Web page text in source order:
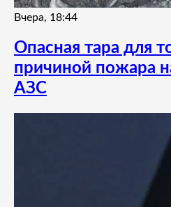
Вчера, 18:44
Опасная тара для
причиной пожара
АЗС